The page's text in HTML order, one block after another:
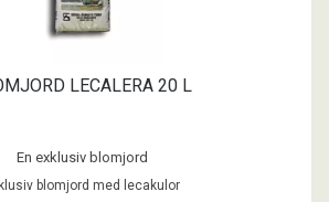
LECALERA 20 L
En exklusiv blomjord
för krävande odling både för yrkes som
blomjord med lecakulor